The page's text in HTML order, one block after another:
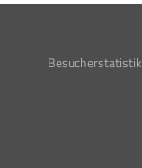
Besucherstatistik